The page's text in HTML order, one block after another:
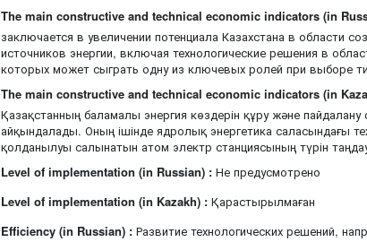
The main constructive and technical economic indicators (in
заключается в увеличении потенциала Казахстана в области
источников энергии, включая технологические решения в
которых может сыграть одну из ключевых ролей при выборе
The main constructive and technical economic indicators (in
Қазақстанның баламалы энергия көздерін құру және
айқындалады. Оның ішінде ядролық энергетика саласындағы
қолданылуы салынатын атом электр станциясының түрін
Level of implementation (in Russian) : Не предусмотрено
Level of implementation (in Kazakh) : Қарастырылмаған
Efficiency (in Russian) : Развитие технологических решений,